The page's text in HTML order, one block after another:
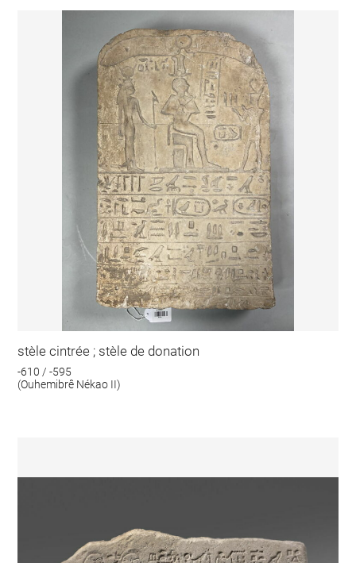
stèle cintrée ; stèle de donation
-610 / -595
(Ouhemibrê Nékao II)